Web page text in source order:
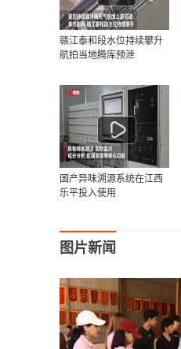
赣江泰和段水位持续攀升
航拍当地腾库预泄
国产异味溯源系统在江西
乐平投入使用
图片新闻